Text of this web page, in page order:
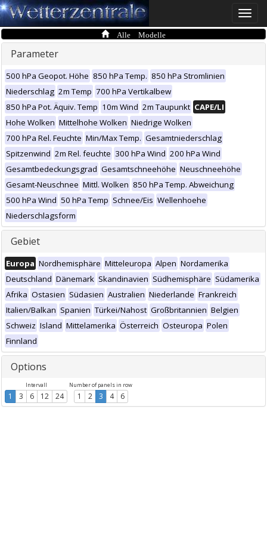
Toggle
Alle Modelle
Parameter
500 hPa Geopot. Höhe 850 hPa Temp. 850 hPa Stromlinien
Niederschlag 2m Temp 700 hPa Vertikalbew
850 hPa Pot. Äquiv. Temp 10m Wind 2m Taupunkt CAPE/LI
Hohe Wolken Mittelhohe Wolken Niedrige Wolken
700 hPa Rel. Feuchte Min/Max Temp. Gesamtniederschlag
Spitzenwind 2m Rel. feuchte 300 hPa Wind 200 hPa Wind
Gesamtbedeckungsgrad Gesamtschneehöhe Neuschneehöhe
Gesamt-Neuschnee Mittl. Wolken 850 hPa Temp. Abweichung
500 hPa Wind 50 hPa Temp Schnee/Eis Wellenhoehe
Niederschlagsform
Gebiet
Europa Nordhemisphäre Mitteleuropa Alpen Nordamerika
Deutschland Dänemark Skandinavien Südhemisphäre Südamerika
Afrika Ostasien Südasien Australien Niederlande Frankreich
Italien/Balkan Spanien Türkei/Nahost Großbritannien Belgien
Schweiz Island Mittelamerika Österreich Osteuropa Polen
Finnland
Options
Intervall
1 3 6 12 24
Number of panels in row
1 2 3 4 6